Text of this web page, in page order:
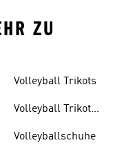
ZU
Volleyball Trikots
Volleyball Trikots
Volleyballschuhe